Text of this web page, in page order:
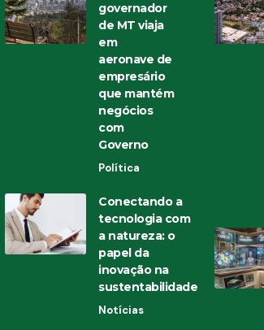
governador
de MT viaja
em
aeronave de
empresário
que mantém
negócios
com
Governo
Política
Conectando a
tecnologia com
a natureza: o
papel da
inovação na
sustentabilidade
Notícias